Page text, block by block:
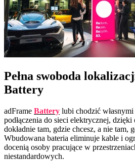
Pełna swoboda
Battery
adFrame Battery lubi chodzić
podłączenia do sieci elektrycznej,
dokładnie tam, gdzie chcesz, a nie tam,
Wbudowana bateria eliminuje kable i
docenią osoby pracujące w
niestandardowych.